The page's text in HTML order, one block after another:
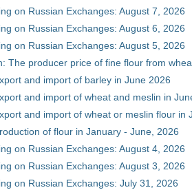
on Russian Exchanges: August 7, 2026
on Russian Exchanges: August 6, 2026
on Russian Exchanges: August 5, 2026
The producer price of fine flour from
and import of barley in June 2026
and import of wheat and meslin in
and import of wheat or meslin flour in
of flour in January - June, 2026
on Russian Exchanges: August 4, 2026
on Russian Exchanges: August 3, 2026
on Russian Exchanges: July 31, 2026